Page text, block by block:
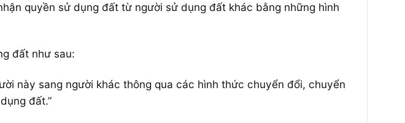
quyền sử dụng đất từ người sử dụng đất khác bằng những hình
đất như sau:
này sang người khác thông qua các hình thức chuyển đổi, chuyển
đất.”